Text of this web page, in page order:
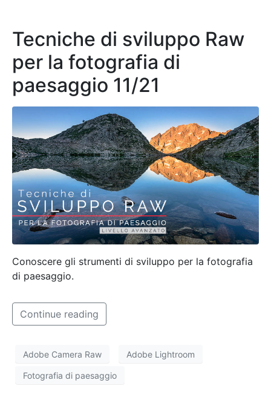
Tecniche di sviluppo Raw
per la fotografia di
paesaggio 11/21
Conoscere gli strumenti di sviluppo per la fotografia
di paesaggio.
Continue reading
Adobe Camera Raw Adobe Lightroom
Fotografia di paesaggio